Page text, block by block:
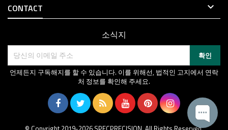
CONTACT 
소식지
언제든지 구독해지를 할 수 있습니다. 이를 위해선, 법적인 고지에서 연락
처 정보를 확인해 주세요.